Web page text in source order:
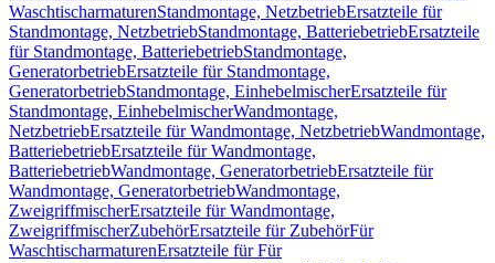
WaschtischarmaturenStandmontage, NetzbetriebErsatzteile für
Standmontage, NetzbetriebStandmontage, BatteriebetriebErsatzteile
für Standmontage, BatteriebetriebStandmontage,
GeneratorbetriebErsatzteile für Standmontage,
GeneratorbetriebStandmontage, EinhebelmischerErsatzteile für
Standmontage, EinhebelmischerWandmontage,
NetzbetriebErsatzteile für Wandmontage, NetzbetriebWandmontage,
BatteriebetriebErsatzteile für Wandmontage,
BatteriebetriebWandmontage, GeneratorbetriebErsatzteile für
Wandmontage, GeneratorbetriebWandmontage,
ZweigriffmischerErsatzteile für Wandmontage,
ZweigriffmischerZubehörErsatzteile für ZubehörFür
WaschtischarmaturenErsatzteile für Für